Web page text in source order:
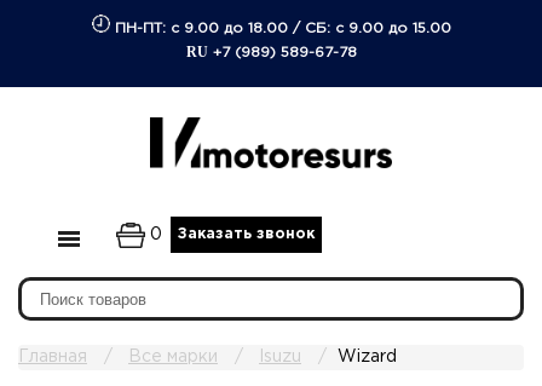
ПН-ПТ: с 9.00 до 18.00/ СБ: с 9.00 до 15.00
RU +7 (989) 589-67-78
0 Заказать звонок
Главная Все марки Isuzu Wizard